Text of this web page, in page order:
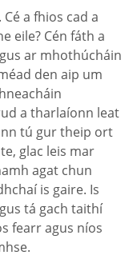
a fhios cad a
eile? Cén fáth a
ar mhothúcháin
den aip um
a tharlaíonn leat
tú gur theip ort
glac leis mar
agat chun
is gaire. Is
tá gach taithí
fearr agus níos